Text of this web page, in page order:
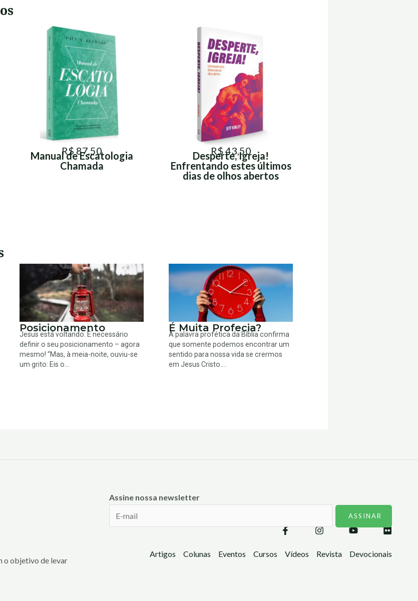
R$ 87,50
Manual de Escatologia
Chamada
R$ 43,50
Desperte, Igreja!
Enfrentando estes últimos
dias de olhos abertos
Posicionamento
Jesus está voltando. É necessário
definir o seu posicionamento – agora
mesmo! “Mas, à meia-noite, ouviu-se
um grito: Eis o...
É Muita Profecia?
A palavra profética da Bíblia confirma
que somente podemos encontrar um
sentido para nossa vida se crermos
em Jesus Cristo....
o objetivo de levar
Assine nossa newsletter
Artigos Colunas Eventos Cursos Vídeos Revista Devocionais